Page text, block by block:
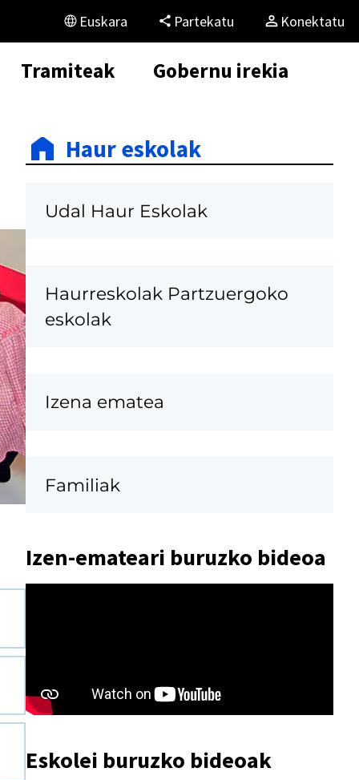
Euskara Partekatu Konektatu
Tramiteak Gobernu irekia
Haur eskolak
Udal Haur Eskolak
Haurreskolak Partzuergoko
eskolak
Izena ematea
Familiak
Izen-emateari buruzko bideoa
Eskolei buruzko bideoak